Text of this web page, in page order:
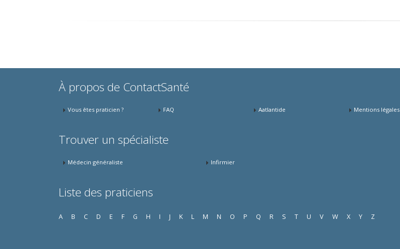
À propos de ContactSanté
Vous êtes praticien ? FAQ Aatlantide Mentions légales
Trouver un spécialiste
Médecin généraliste Infirmier
Liste des praticiens
A B C D E F G H I J K L M N O P Q R S T U V W X Y Z